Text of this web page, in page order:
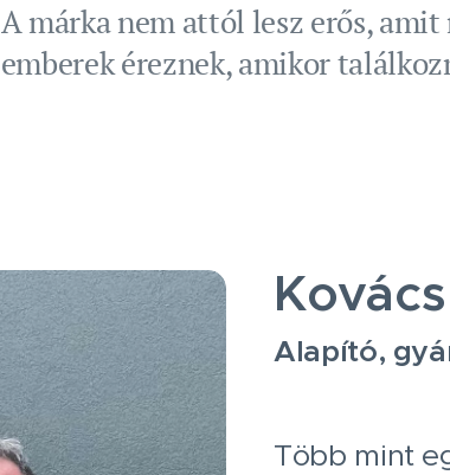
A márka nem attól lesz erős,
emberek éreznek, amikor
Alapító,
Több mint